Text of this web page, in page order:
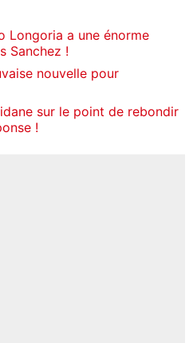
Longoria a une énorme
Sanchez !
nouvelle pour
sur le point de rebondir
!